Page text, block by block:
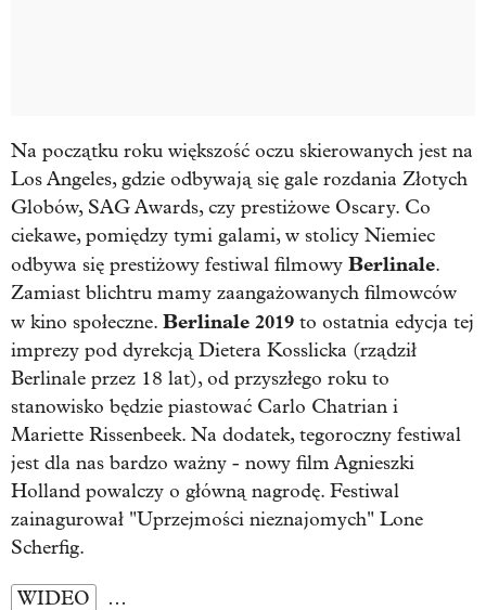
Na początku roku większość oczu skierowanych jest na
Los Angeles, gdzie odbywają się gale rozdania Złotych
Globów, SAG Awards, czy prestiżowe Oscary. Co
ciekawe, pomiędzy tymi galami, w stolicy Niemiec
odbywa się prestiżowy festiwal filmowy Berlinale.
Zamiast blichtru mamy zaangażowanych filmowców
w kino społeczne. Berlinale 2019 to ostatnia edycja tej
imprezy pod dyrekcją Dietera Kosslicka (rządził
Berlinale przez 18 lat), od przyszłego roku to
stanowisko będzie piastować Carlo Chatrian i
Mariette Rissenbeek. Na dodatek, tegoroczny festiwal
jest dla nas bardzo ważny - nowy film Agnieszki
Holland powalczy o główną nagrodę. Festiwal
zainagurował "Uprzejmości nieznajomych" Lone
Scherfig.
WIDEO …